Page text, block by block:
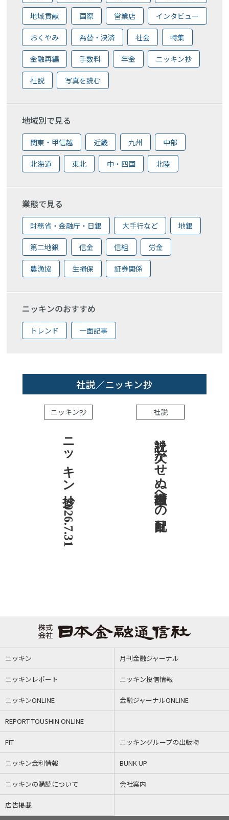
地域貢献 国際 営業店 インタビュー
おくやみ 為替・決済 社会 特集
金融再編 手数料 年金 ニッキン抄
社説 写真を読む
地域別で見る
関東・甲信越 近畿 九州 中部
北海道 東北 中・四国 北陸
業態で見る
財務省・金融庁・日銀 大手行など 地銀
第二地銀 信金 信組 労金
農漁協 生損保 証券関係
ニッキンのおすすめ
トレンド 一面記事
社説／ニッキン抄
ニッキン抄
ニッキン抄 2026.7.31
社説
社説 欠かせぬ金融市場への目配り
ニッキン 月刊金融ジャーナル
ニッキンレポート ニッキン投信情報
ニッキンONLINE 金融ジャーナルONLINE
REPORT TOUSHIN ONLINE
FIT ニッキングループの出版物
ニッキン金利情報 BUNK UP
ニッキンの購読について 会社案内
広告掲載